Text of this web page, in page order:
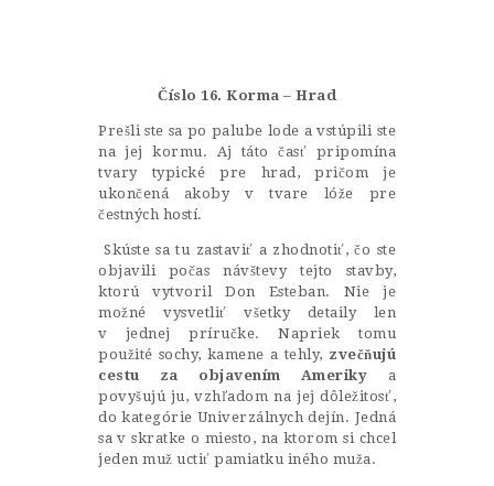
BENALMÁDENA
INICIO
HISTORIA
CONSTRUCCIÓN
FOTOS
Číslo 16. Korma – Hrad
Prešli ste sa po palube lode a vstúpili ste
na jej kormu. Aj táto časť pripomína
tvary typické pre hrad, pričom je
ukončená akoby v tvare lóže pre
čestných hostí.
Skúste sa tu zastaviť a zhodnotiť, čo ste
objavili počas návštevy tejto stavby,
ktorú vytvoril Don Esteban. Nie je
možné vysvetliť všetky detaily len
v jednej príručke. Napriek tomu
použité sochy, kamene a tehly, zvečňujú
cestu za objavením Ameriky a
povyšujú ju, vzhľadom na jej dôležitosť,
do kategórie Univerzálnych dejín. Jedná
sa v skratke o miesto, na ktorom si chcel
jeden muž uctiť pamiatku iného muža.